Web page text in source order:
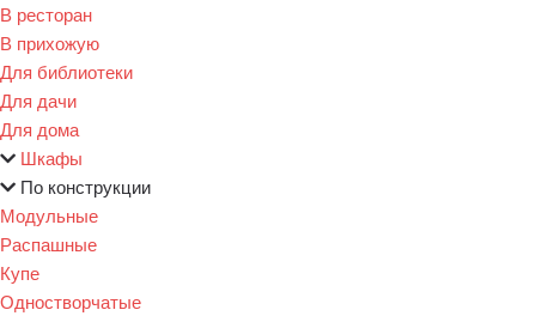
В ресторан
В прихожую
Для библиотеки
Для дачи
Для дома
Шкафы
По конструкции
Модульные
Распашные
Купе
Одностворчатые